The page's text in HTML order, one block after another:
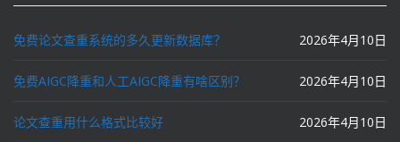
免费论文查重系统的多久更新数据库？ 2026年4月10日
免费AIGC降重和人工AIGC降重有啥区别？ 2026年4月10日
论文查重用什么格式比较好 2026年4月10日